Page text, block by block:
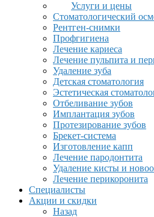
Услуги и цены
Стоматологический
Рентген-снимки
Профгигиена
Лечение кариеса
Лечение пульпита и
Удаление зуба
Детская стоматология
Эстетическая
Отбеливание зубов
Имплантация зубов
Протезирование зубов
Брекет-система
Изготовление капп
Лечение пародонтита
Удаление кисты и
Лечение перикоронита
Специалисты
Акции и скидки
Назад